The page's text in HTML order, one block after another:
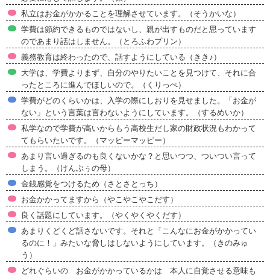
私立はお金がかかることを理解させています。（そうかいな）
学費は節約できるものではないし、親が出すものだと思っています
のであまり話はしません。（とろふわプリン）
義務教育は終わったので、話すようにしている（きき♪）
大学は、学費よりまず、自分のやりたいことを見つけて、それに合
ったところに進んでほしいので。（くりっぺ）
学費がどのくらいかは、入学の際にしおりを見せました。「お金が
ない」という言葉は言わないようにしています。（するめいか）
私学なので学費が高いからもう高校生だし家の財政状況もわかって
てもらいたいです。（マッピーマッピー）
あまり言い過ぎるのも良くないかな？と思いつつ、ついつい言って
しまう。（けんぶぅの母）
金銭感覚をつけるため（さとさとっち）
お金かかってますから（やこやこやこだす）
良く話題にしています。（やくやくやくだす）
あまりくどくど話さないです。それと「こんなにお金がかかってい
るのに！」みたいな脅しはしないようにしています。（きのみゅ
う）
どれぐらいの お金がかかっているかは 本人に自覚させる意味も